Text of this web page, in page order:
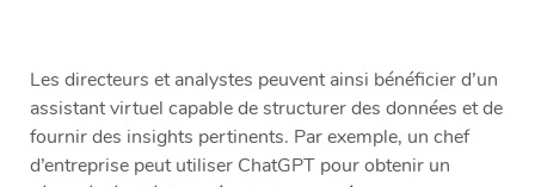
Les directeurs et analystes peuvent ainsi bénéficier d’un
assistant virtuel capable de structurer des données et de
fournir des insights pertinents. Par exemple, un chef
d’entreprise peut utiliser ChatGPT pour obtenir un